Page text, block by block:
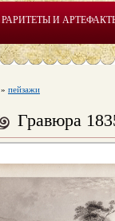
РАРИТЕТЫ И
» пейзажи
Гравюра